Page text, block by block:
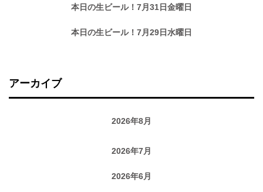
本日の生ビール！7月31日金曜日
本日の生ビール！7月29日水曜日
アーカイブ
2026年8月
2026年7月
2026年6月